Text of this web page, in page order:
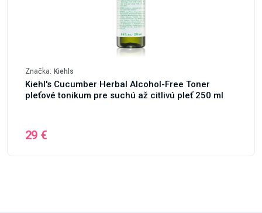
Značka: Kiehls
Kiehl's Cucumber Herbal Alcohol-Free Toner
pleťové tonikum pre suchú až citlivú pleť 250 ml
29 €